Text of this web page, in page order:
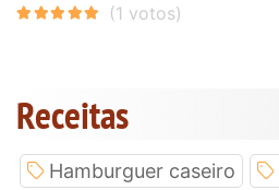
Receitas
Hamburguer caseiro